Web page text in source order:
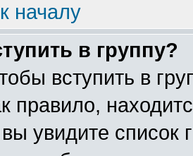
началу
в группу?
вступить в
правило,
увидите список